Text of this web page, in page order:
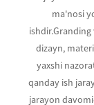
ma'nosi
dizayn,
yaxshi
qanday ish
jarayon